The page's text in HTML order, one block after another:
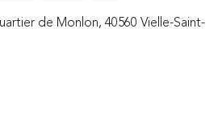
de Monlon, 40560 Vielle-Saint-